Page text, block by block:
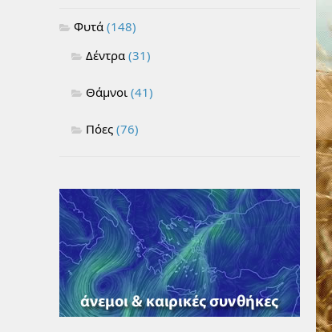
Φυτά (148)
Δέντρα (31)
Θάμνοι (41)
Πόες (76)